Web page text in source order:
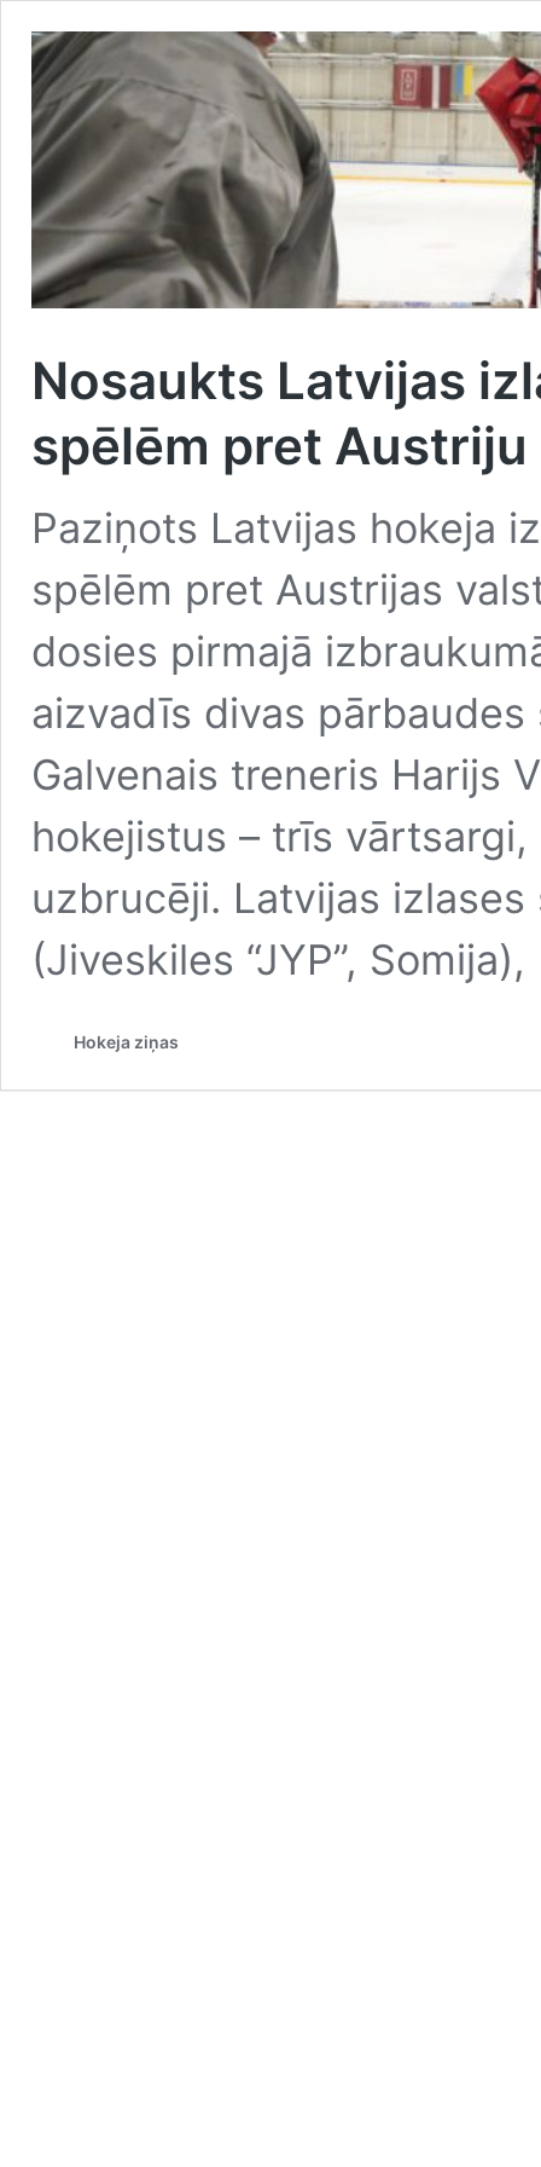
Nosaukts Latvijas
spēlēm pret Austriju
Paziņots Latvijas hokeja
spēlēm pret Austrijas
dosies pirmajā
aizvadīs divas
Galvenais treneris Harijs
hokejistus – trīs
uzbrucēji. Latvijas
(Jiveskiles “JYP”,
Hokeja ziņas